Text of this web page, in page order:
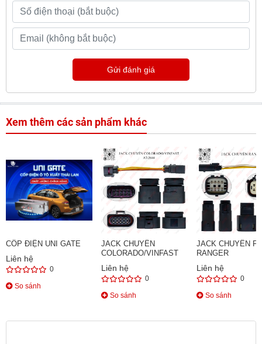
Gửi đánh giá
Xem thêm các sản phẩm khác
CỐP ĐIỆN UNI GATE
Liên hệ
0
So sánh
JACK CHUYỂN
COLORADO/VINFAST
Liên hệ
0
So sánh
JACK CHUYỂN
RANGER
Liên hệ
0
So sánh